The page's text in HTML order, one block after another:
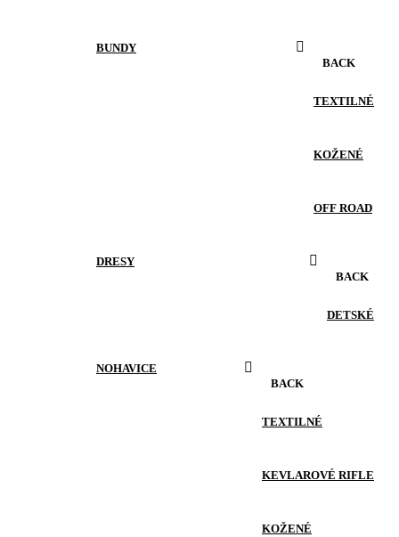
BUNDY
BACK
TEXTILNÉ
KOŽENÉ
OFF ROAD
DRESY
BACK
DETSKÉ
NOHAVICE
BACK
TEXTILNÉ
KEVLAROVÉ RIFLE
KOŽENÉ